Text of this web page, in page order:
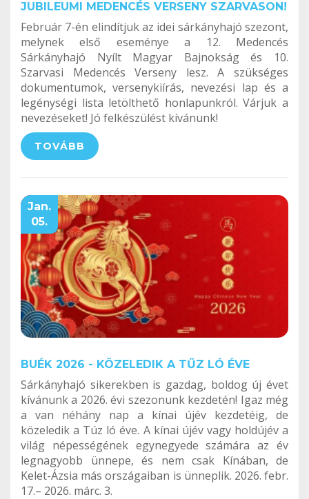
JUBILEUMI MEDENCÉS VERSENY SZARVASON!
Február 7-én elindítjuk az idei sárkányhajó szezont,
melynek első eseménye a 12. Medencés
Sárkányhajó Nyílt Magyar Bajnokság és 10.
Szarvasi Medencés Verseny lesz. A szükséges
dokumentumok, versenykiírás, nevezési lap és a
legénységi lista letölthető honlapunkról. Várjuk a
nevezéseket! Jó felkészülést kívánunk!
TOVÁBB
Jan.
05.
BUÉK 2026 - KÖZELEDIK A TŰZ LÓ ÉVE
Sárkányhajó sikerekben is gazdag, boldog új évet
kívánunk a 2026. évi szezonunk kezdetén! Igaz még
a van néhány nap a kínai újév kezdetéig, de
közeledik a Túz ló éve. A kínai újév vagy holdújév a
világ népességének egynegyede számára az év
legnagyobb ünnepe, és nem csak Kínában, de
Kelet-Ázsia más országaiban is ünneplik. 2026. febr.
17.– 2026. márc. 3.